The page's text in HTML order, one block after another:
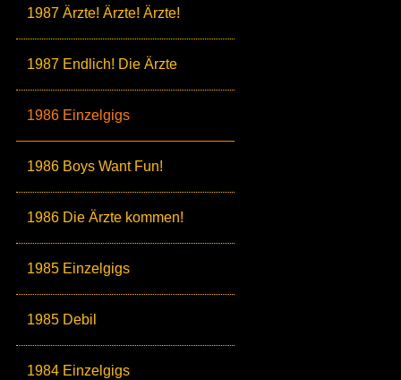
1987 Ärzte! Ärzte! Ärzte!
1987 Endlich! Die Ärzte
1986 Einzelgigs
1986 Boys Want Fun!
1986 Die Ärzte kommen!
1985 Einzelgigs
1985 Debil
1984 Einzelgigs